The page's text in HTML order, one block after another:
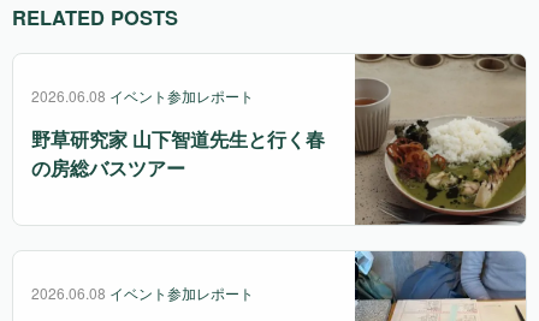
RELATED POSTS
2026.06.08 イベント参加レポート
野草研究家 山下智道先生と行く春
の房総バスツアー
2026.06.08 イベント参加レポート